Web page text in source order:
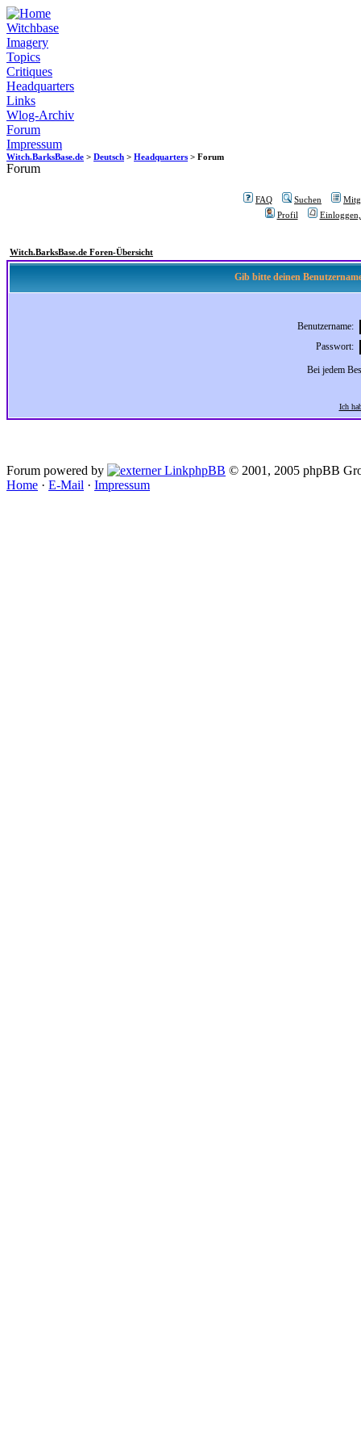
Witchbase
Imagery
Topics
Critiques
Headquarters
Links
Wlog-Archiv
Forum
Impressum
Witch.BarksBase.de > Deutsch > Headquarters > Forum
Forum
FAQ Suchen
Profil
Witch.BarksBase.de Foren-Übersicht
Gib bitte deinen
Benutzername:
Passwort:
Bei jedem
Ich
Forum powered by phpBB © 2001, 2005 phpBB
Home · E-Mail · Impressum